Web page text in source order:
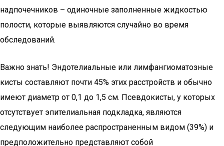
надпочечников – одиночные заполненные жидкостью
полости, которые выявляются случайно во время
обследований.
Важно знать! Эндотелиальные или лимфангиоматозные
кисты составляют почти 45% этих расстройств и обычно
имеют диаметр от 0,1 до 1,5 см. Псевдокисты, у которых
отсутствует эпителиальная подкладка, являются
следующим наиболее распространенным видом (39%) и
предположительно представляют собой